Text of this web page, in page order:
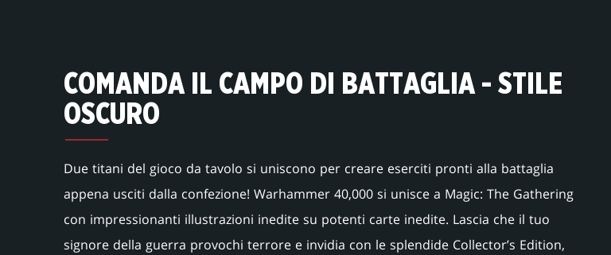
COMANDA IL CAMPO DI BATTAGLIA - STILE
OSCURO
Due titani del gioco da tavolo si uniscono per creare eserciti pronti alla battaglia
appena usciti dalla confezione! Warhammer 40,000 si unisce a Magic: The Gathering
con impressionanti illustrazioni inedite su potenti carte inedite. Lascia che il tuo
signore della guerra provochi terrore e invidia con le splendide Collector’s Edition,